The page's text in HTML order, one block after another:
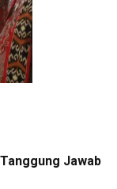
Jawab